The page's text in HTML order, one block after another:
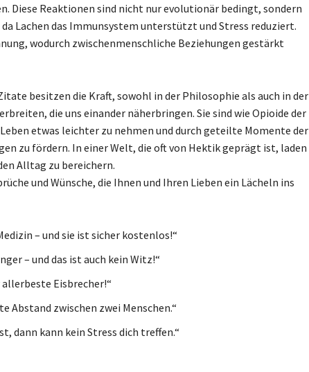
Diese Reaktionen sind nicht nur evolutionär bedingt, sondern
Lachen das Immunsystem unterstützt und Stress reduziert.
wodurch zwischenmenschliche Beziehungen gestärkt
besitzen die Kraft, sowohl in der Philosophie als auch in der
die uns einander näherbringen. Sie sind wie Opioide der
etwas leichter zu nehmen und durch geteilte Momente der
zu fördern. In einer Welt, die oft von Hektik geprägt ist, laden
Alltag zu bereichern.
und Wünsche, die Ihnen und Ihren Lieben ein Lächeln ins
– und sie ist sicher kostenlos!“
– und das ist auch kein Witz!“
allerbeste Eisbrecher!“
Abstand zwischen zwei Menschen.“
dann kann kein Stress dich treffen.“